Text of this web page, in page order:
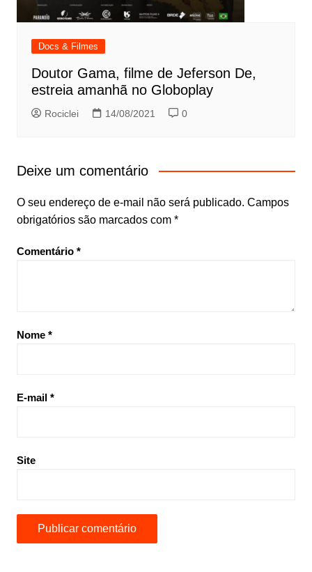
Docs & Filmes
Doutor Gama, filme de Jeferson De,
estreia amanhã no Globoplay
Rociclei 14/08/2021 0
Deixe um comentário
O seu endereço de e-mail não será publicado. Campos
obrigatórios são marcados com *
Comentário *
Nome *
E-mail *
Site